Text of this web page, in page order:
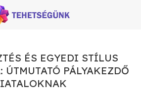
ÉS EGYEDI STÍLUS
PÁLYAKEZDŐ